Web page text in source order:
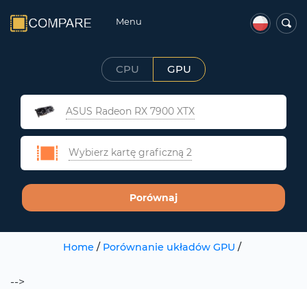
Menu
CPU GPU
ASUS Radeon RX 7900 XTX
Wybierz kartę graficzną 2
Porównaj
Home / Porównanie układów GPU /
-->